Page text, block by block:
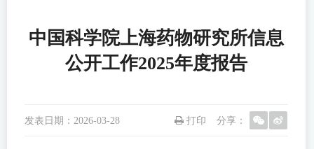
中国科学院上海药物研究所信息
公开工作2025年度报告
发表日期： 2026-03-28 分享：
打印